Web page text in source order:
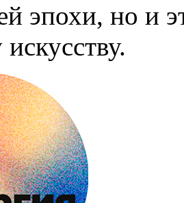
эпохи, но и